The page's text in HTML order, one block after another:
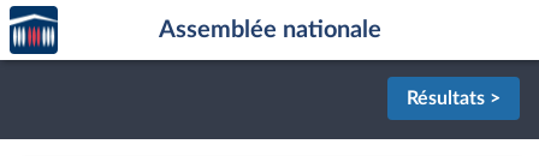
Aller au contenu
Aller en bas de la page
Accèder
à la
page
Assemblée nationale
Résultats >